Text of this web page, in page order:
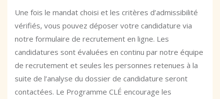
Une fois le mandat choisi et les critères d’admissibilité
vérifiés, vous pouvez déposer votre candidature via
notre formulaire de recrutement en ligne. Les
candidatures sont évaluées en continu par notre équipe
de recrutement et seules les personnes retenues à la
suite de l’analyse du dossier de candidature seront
contactées. Le Programme CLÉ encourage les